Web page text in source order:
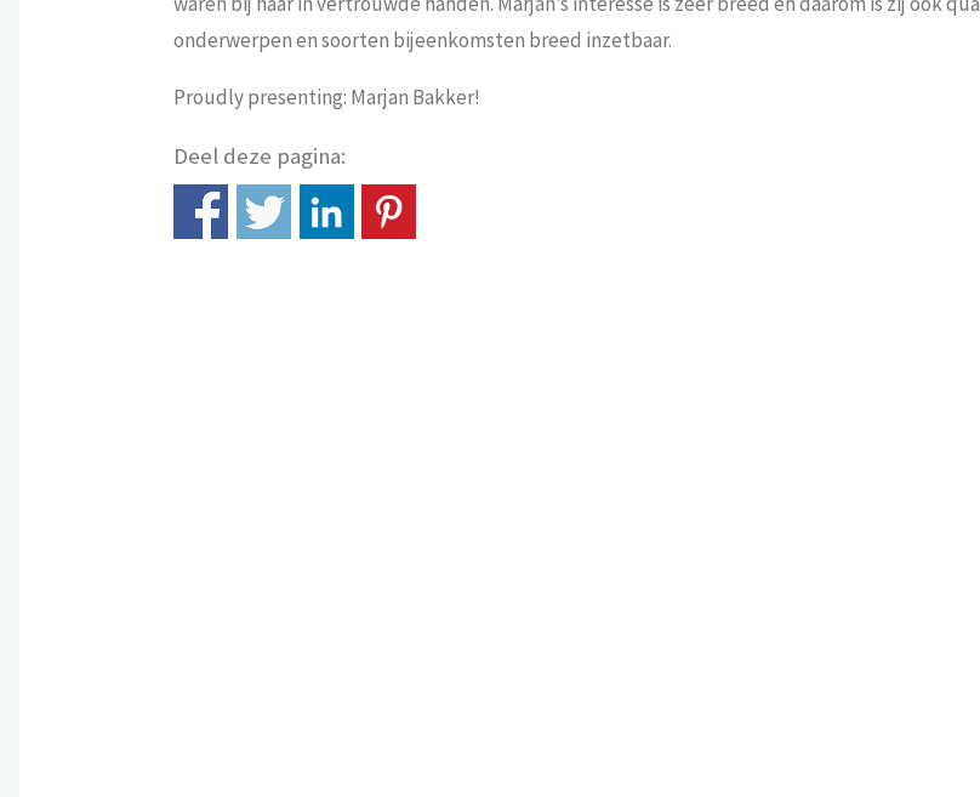
onderwerpen en soorten bijeenkomsten breed inzetbaar.
Proudly presenting: Marjan Bakker!
Deel deze pagina: